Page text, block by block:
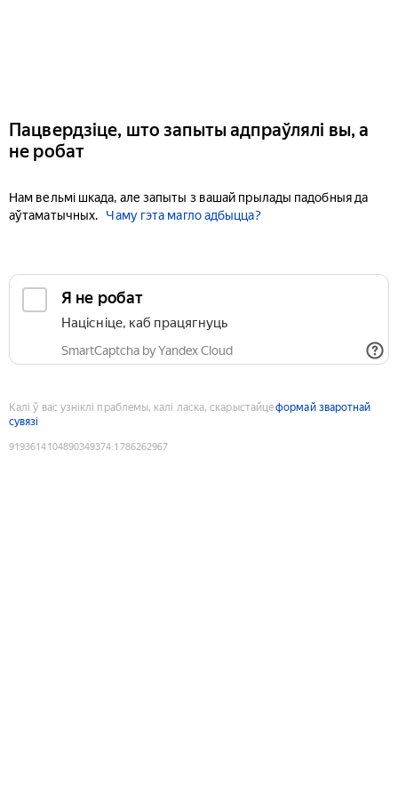
Пацвердзіце, што запыты адпраўлялі вы, а
не робат
Нам вельмі шкада, але запыты з вашай прылады падобныя да
аўтаматычных.
Чаму гэта магло адбыцца?
Я не робат
Націсніце, каб працягнуць
SmartCaptcha by Yandex Cloud
Калі ў вас узніклі праблемы, калі ласка, скарыстайцеформай зваротнай
сувязі
9193614104890349374:1786262967